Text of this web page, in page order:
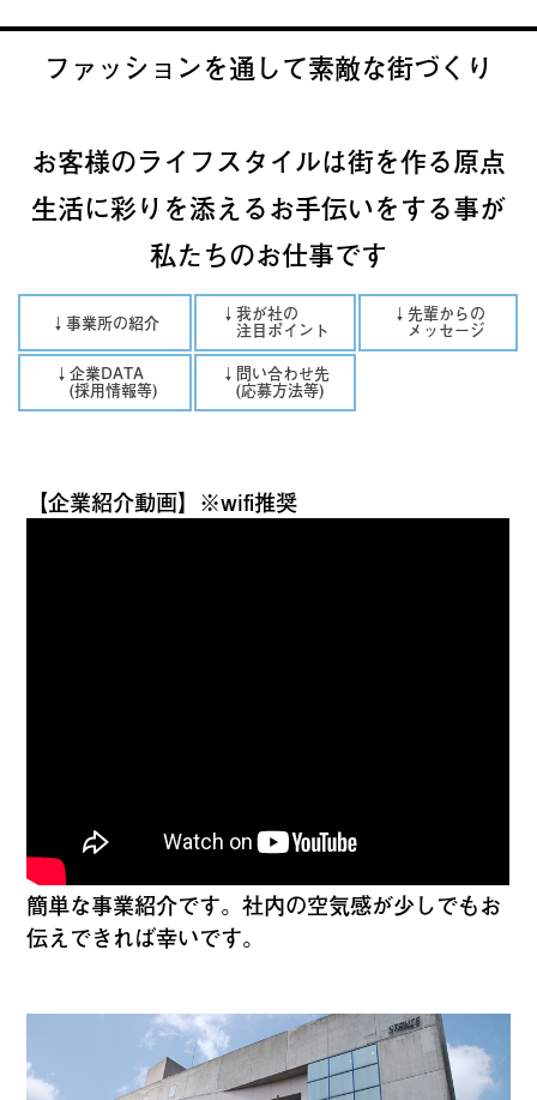
ファッションを通して素敵な街づくり
お客様のライフスタイルは街を作る原点
生活に彩りを添えるお手伝いをする事が
私たちのお仕事です
↓事業所の紹介 ↓我が社の
注目ポイント
↓先輩からの
メッセージ
↓企業DATA
(採用情報等)
↓問い合わせ先
(応募方法等)
【企業紹介動画】※wifi推奨
簡単な事業紹介です。社内の空気感が少しでもお
伝えできれば幸いです。